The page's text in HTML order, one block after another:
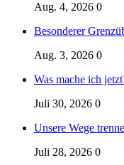
Aug. 4, 2026 0
Besonderer
Aug. 3, 2026 0
Was mache ich
Juli 30, 2026 0
Unsere Wege
Juli 28, 2026 0